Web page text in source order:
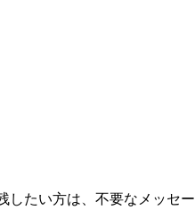
したい方は、不要なメッセー